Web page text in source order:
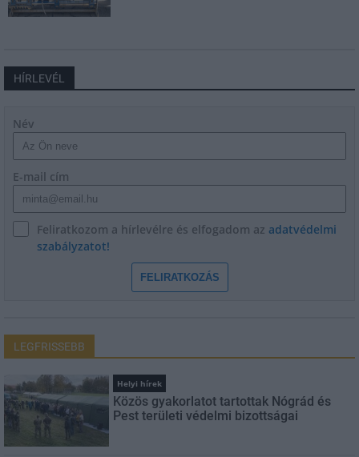
HÍRLEVÉL
Név
E-mail cím
Feliratkozom a hírlevélre és elfogadom az adatvédelmi
szabályzatot!
FELIRATKOZÁS
LEGFRISSEBB
Helyi hírek
Közös gyakorlatot tartottak Nógrád és
Pest területi védelmi bizottságai